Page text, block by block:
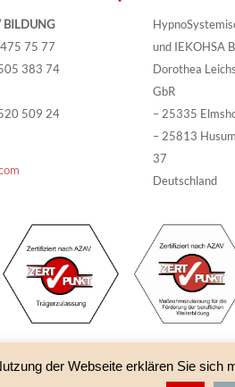
75 77
383 74
509 24
und IEKOHSA
Dorothea
GbR
– 25335
– 25813
37
Deutschland
der Webseite erklären Sie